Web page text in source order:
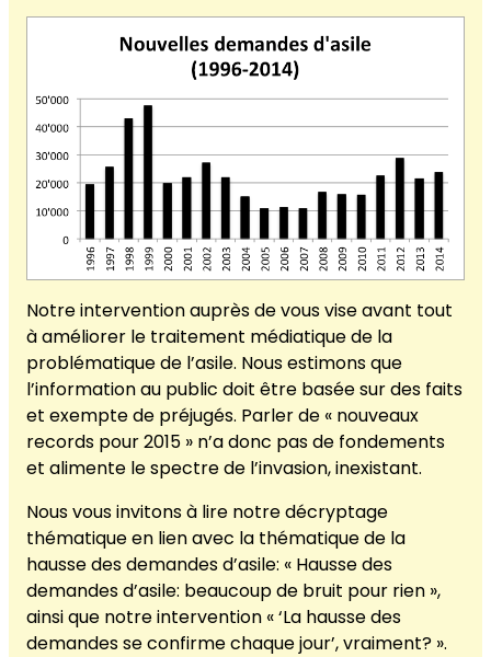
Notre intervention auprès de vous vise avant tout
à améliorer le traitement médiatique de la
problématique de l’asile. Nous estimons que
l’information au public doit être basée sur des faits
et exempte de préjugés. Parler de « nouveaux
records pour 2015 » n’a donc pas de fondements
et alimente le spectre de l’invasion, inexistant.
Nous vous invitons à lire notre décryptage
thématique en lien avec la thématique de la
hausse des demandes d’asile: « Hausse des
demandes d’asile: beaucoup de bruit pour rien »,
ainsi que notre intervention « ‘La hausse des
demandes se confirme chaque jour’, vraiment? ».